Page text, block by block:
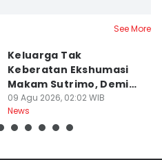
See More
Keluarga Tak
Keberatan Ekshumasi
Makam Sutrimo, Demi
Usut Kematian
Almarhum
09 Agu 2026, 02:02 WIB
News